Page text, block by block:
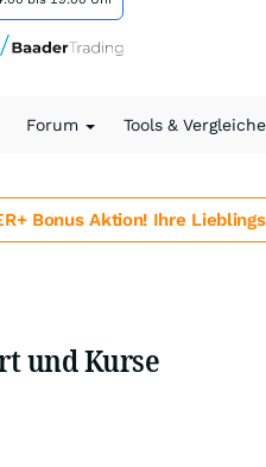
Forum Tools & Vergleiche
Bonus Aktion! Ihre
und Kurse